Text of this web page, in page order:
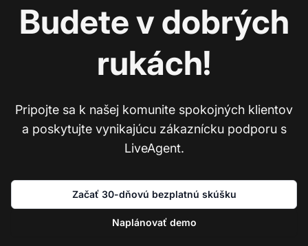
Budete v dobrých
rukách!
Pripojte sa k našej komunite spokojných klientov
a poskytujte vynikajúcu zákaznícku podporu s
LiveAgent.
Začať 30-dňovú bezplatnú skúšku
Naplánovať demo